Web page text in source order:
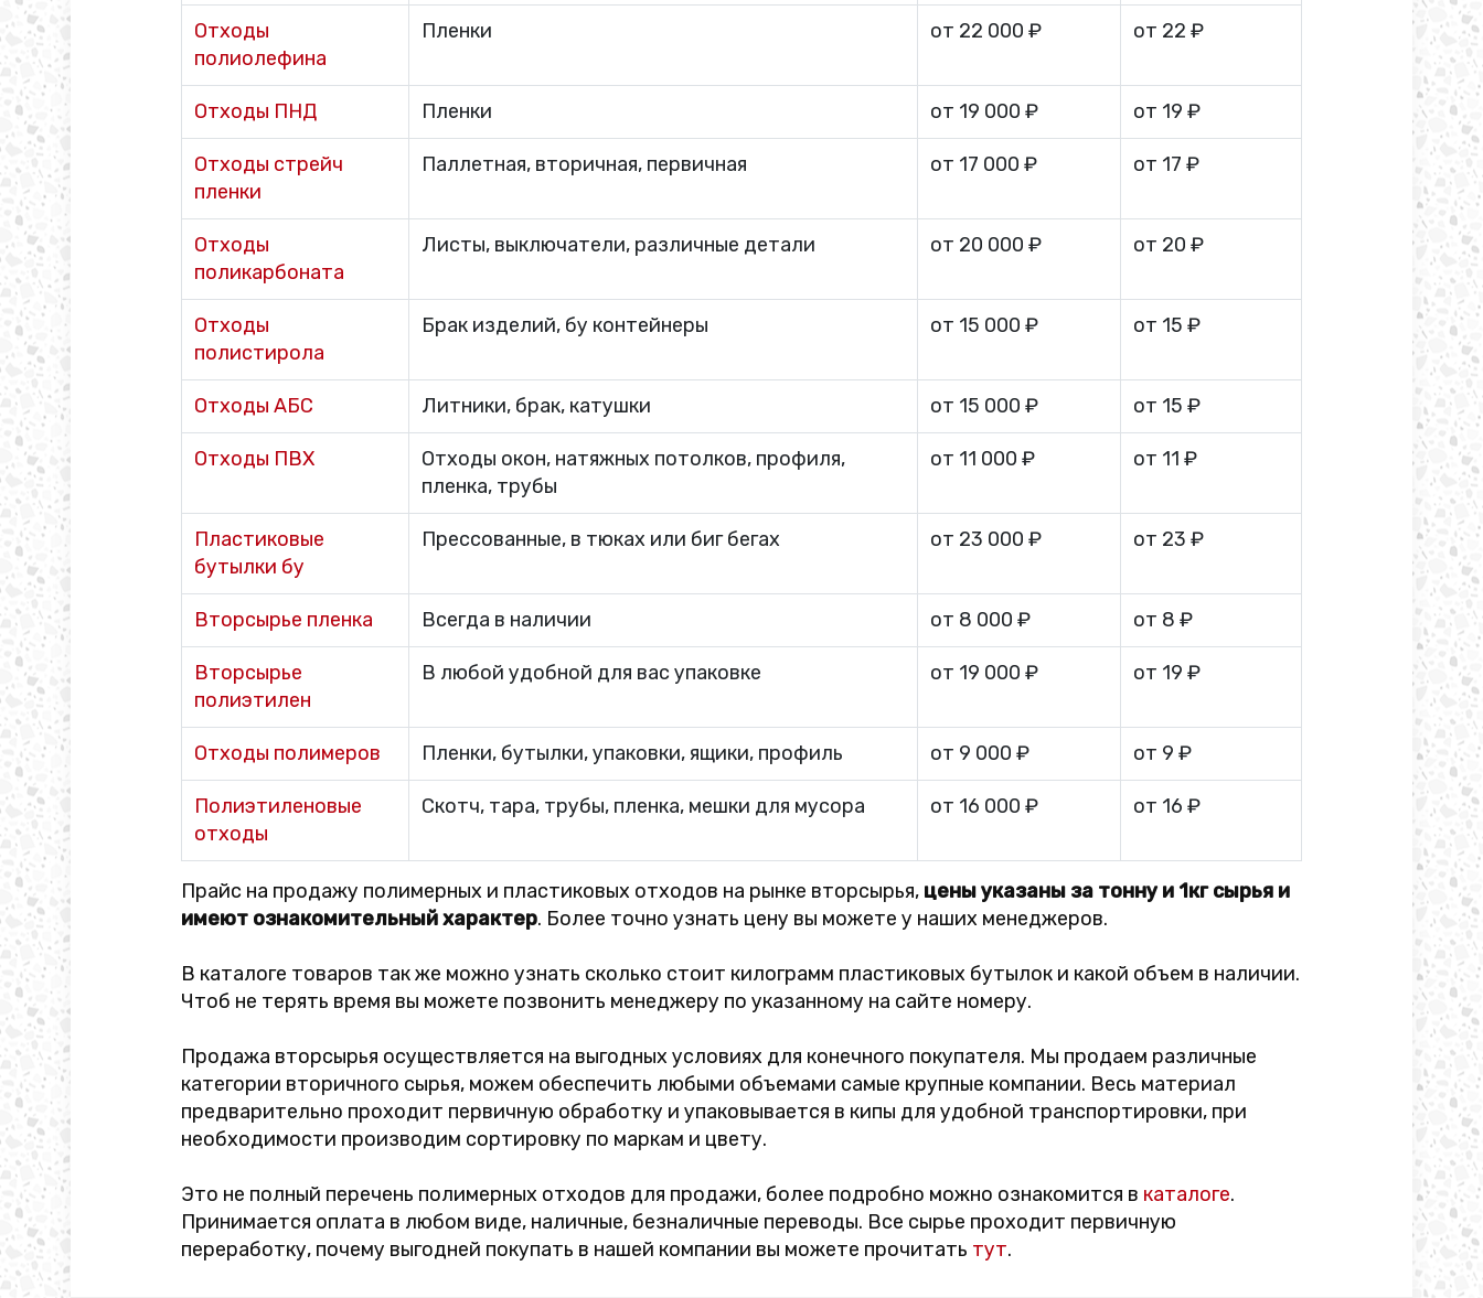
Отходы
полиолефина
Пленки от 22 000 ₽ от 22 ₽
Отходы ПНД Пленки от 19 000 ₽ от 19 ₽
Отходы стрейч
пленки
Паллетная, вторичная, первичная от 17 000 ₽ от 17 ₽
Отходы
поликарбоната
Листы, выключатели, различные детали от 20 000 ₽ от 20 ₽
Отходы
полистирола
Брак изделий, бу контейнеры от 15 000 ₽ от 15 ₽
Отходы АБС Литники, брак, катушки от 15 000 ₽ от 15 ₽
Отходы ПВХ
Отходы окон, натяжных потолков, профиля,
пленка, трубы
от 11 000 ₽ от 11 ₽
Пластиковые
бутылки бу
Прессованные, в тюках или биг бегах от 23 000 ₽ от 23 ₽
Вторсырье пленка Всегда в наличии от 8 000 ₽ от 8 ₽
Вторсырье
полиэтилен
В любой удобной для вас упаковке от 19 000 ₽ от 19 ₽
Отходы полимеров Пленки, бутылки, упаковки, ящики, профиль от 9 000 ₽ от 9 ₽
Полиэтиленовые
отходы
Скотч, тара, трубы, пленка, мешки для мусора от 16 000 ₽ от 16 ₽
Прайс на продажу полимерных и пластиковых отходов на рынке вторсырья, цены указаны за тонну и 1кг сырья и
имеют ознакомительный характер. Более точно узнать цену вы можете у наших менеджеров.
В каталоге товаров так же можно узнать сколько стоит килограмм пластиковых бутылок и какой объем в наличии.
Чтоб не терять время вы можете позвонить менеджеру по указанному на сайте номеру.
Продажа вторсырья осуществляется на выгодных условиях для конечного покупателя. Мы продаем различные
категории вторичного сырья, можем обеспечить любыми объемами самые крупные компании. Весь материал
предварительно проходит первичную обработку и упаковывается в кипы для удобной транспортировки, при
необходимости производим сортировку по маркам и цвету.
Это не полный перечень полимерных отходов для продажи, более подробно можно ознакомится в каталоге.
Принимается оплата в любом виде, наличные, безналичные переводы. Все сырье проходит первичную
переработку, почему выгодней покупать в нашей компании вы можете прочитать тут.